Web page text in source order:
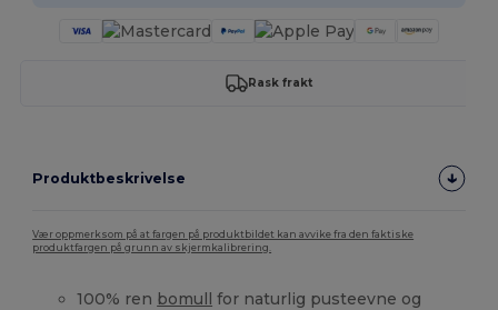
Rask frakt
Produktbeskrivelse
Vær oppmerksom på at fargen på produktbildet kan avvike fra den faktiske
produktfargen på grunn av skjermkalibrering.
100% ren bomull for naturlig pusteevne og